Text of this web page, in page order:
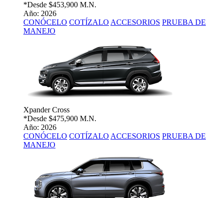
*Desde $453,900 M.N.
Año: 2026
CONÓCELO COTÍZALO ACCESORIOS PRUEBA DE
MANEJO
Xpander Cross
*Desde $475,900 M.N.
Año: 2026
CONÓCELO COTÍZALO ACCESORIOS PRUEBA DE
MANEJO